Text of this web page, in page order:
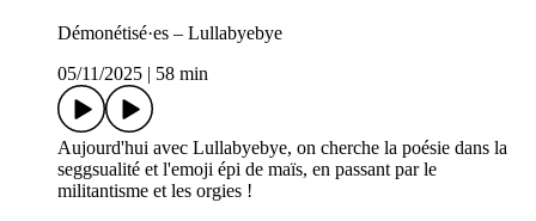
Démonétisé·es – Lullabyebye
05/11/2025
58 min
Aujourd'hui avec Lullabyebye, on cherche la poésie dans la
seggsualité et l'emoji épi de maïs, en passant par le
militantisme et les orgies !